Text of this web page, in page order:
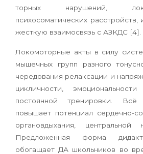
торных нарушений,
психосоматических
жесткую взаимосвязь с АЗКДС [4].
Локомоторные акты в силу
мышечных групп разного
чередования релаксации и
цикличности,
постоянной тренировки. Всё
повышает потенциал сердечно-
органовдыхания, центральной
Предложенная форма
обогащает ДА школьников во